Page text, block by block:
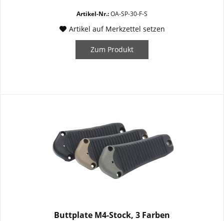
Artikel-Nr.:OA-SP-30-F-S
Artikel auf Merkzettel setzen
Zum Produkt
Buttplate M4-Stock, 3 Farben